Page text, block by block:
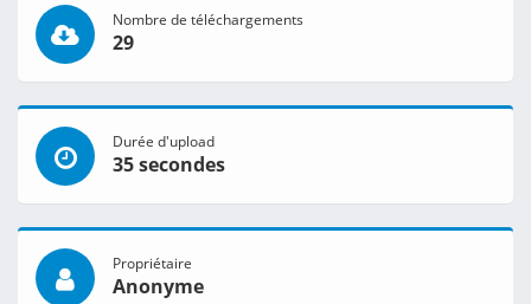
Nombre de téléchargements
29
Durée d'upload
35 secondes
Propriétaire
Anonyme